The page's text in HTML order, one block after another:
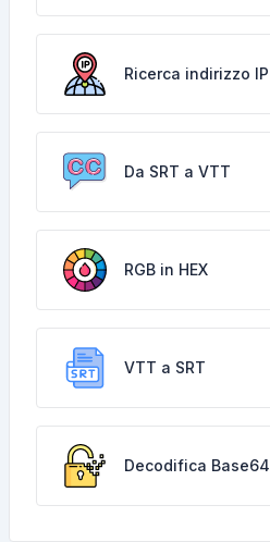
Ricerca indirizzo IP
Da SRT a VTT
RGB in HEX
VTT a SRT
Decodifica Base64